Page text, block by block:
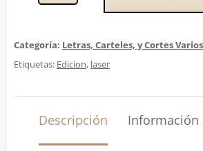
Categoría: Letras, Carteles, y Cortes Varios
Etiquetas: Edicion, laser
Descripción Información